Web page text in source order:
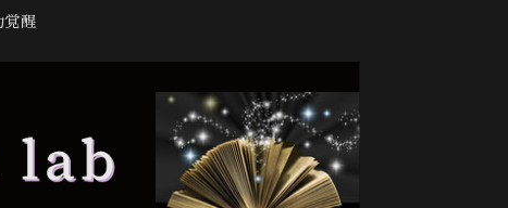
覚醒